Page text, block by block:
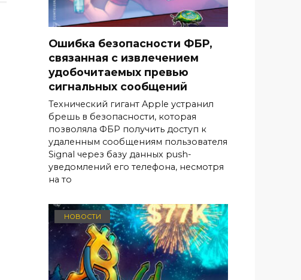
Ошибка безопасности ФБР,
связанная с извлечением
удобочитаемых превью
сигнальных сообщений
Технический гигант Apple устранил
брешь в безопасности, которая
позволяла ФБР получить доступ к
удаленным сообщениям пользователя
Signal через базу данных push-
уведомлений его телефона, несмотря
на то
НОВОСТИ